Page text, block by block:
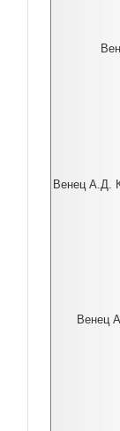
Венец А.Д.
Венец